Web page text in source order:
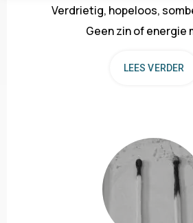
Verdrietig, hopeloos,
Geen zin of energie
LEES VERDER